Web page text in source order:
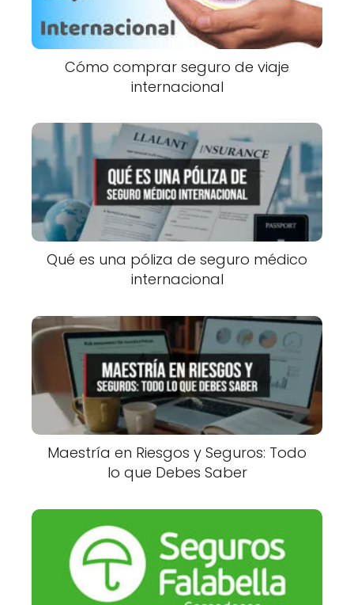
Cómo comprar seguro de viaje
internacional
Qué es una póliza de seguro médico
internacional
Maestría en Riesgos y Seguros: Todo
lo que Debes Saber